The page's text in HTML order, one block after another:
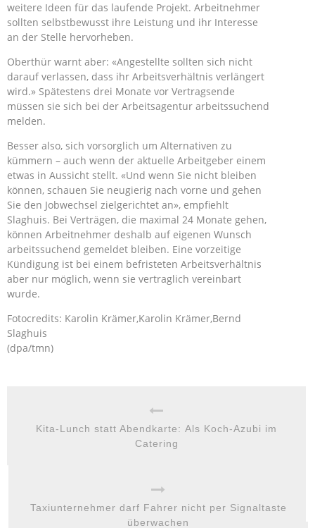
weitere Ideen für das laufende Projekt. Arbeitnehmer
sollten selbstbewusst ihre Leistung und ihr Interesse
an der Stelle hervorheben.
Oberthür warnt aber: «Angestellte sollten sich nicht
darauf verlassen, dass ihr Arbeitsverhältnis verlängert
wird.» Spätestens drei Monate vor Vertragsende
müssen sie sich bei der Arbeitsagentur arbeitssuchend
melden.
Besser also, sich vorsorglich um Alternativen zu
kümmern – auch wenn der aktuelle Arbeitgeber einem
etwas in Aussicht stellt. «Und wenn Sie nicht bleiben
können, schauen Sie neugierig nach vorne und gehen
Sie den Jobwechsel zielgerichtet an», empfiehlt
Slaghuis. Bei Verträgen, die maximal 24 Monate gehen,
können Arbeitnehmer deshalb auf eigenen Wunsch
arbeitssuchend gemeldet bleiben. Eine vorzeitige
Kündigung ist bei einem befristeten Arbeitsverhältnis
aber nur möglich, wenn sie vertraglich vereinbart
wurde.
Fotocredits: Karolin Krämer,Karolin Krämer,Bernd
Slaghuis
(dpa/tmn)
Kita-Lunch statt Abendkarte: Als Koch-Azubi im
Catering
Taxiunternehmer darf Fahrer nicht per Signaltaste
überwachen